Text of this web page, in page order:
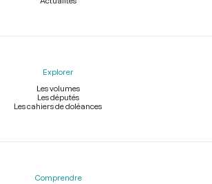
Explorer
Les volumes
Les députés
Les cahiers de doléances
Comprendre